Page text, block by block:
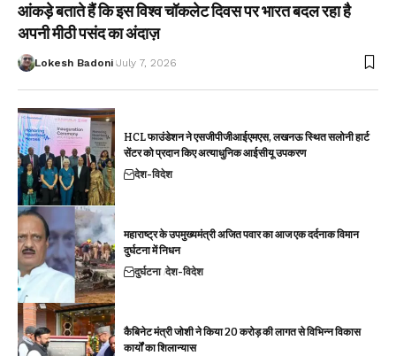
आंकड़े बताते हैं कि इस विश्व चॉकलेट दिवस पर भारत बदल रहा है
अपनी मीठी पसंद का अंदाज़
Lokesh Badoni July 7, 2026
HCL फाउंडेशन ने एसजीपीजीआईएमएस, लखनऊ स्थित सलोनी हार्ट
सेंटर को प्रदान किए अत्याधुनिक आईसीयू उपकरण
देश-विदेश
महाराष्ट्र के उपमुख्यमंत्री अजित पवार का आज एक दर्दनाक विमान
दुर्घटना में निधन
दुर्घटना देश-विदेश
कैबिनेट मंत्री जोशी ने किया 20 करोड़ की लागत से विभिन्न विकास
कार्यों का शिलान्यास